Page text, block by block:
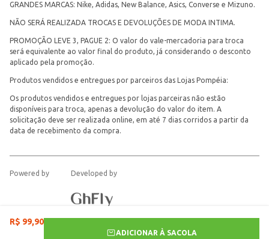
R$ 99,90
ADICIONAR À SACOLA
GRANDES MARCAS: Nike, Adidas, New Balance, Asics, Converse e Mizuno.
NÃO SERÁ REALIZADA TROCAS E DEVOLUÇÕES DE MODA INTIMA.
PROMOÇÃO LEVE 3, PAGUE 2: O valor do vale-mercadoria para troca
será equivalente ao valor final do produto, já considerando o desconto
aplicado pela promoção.
Produtos vendidos e entregues por parceiros das Lojas Pompéia:
Os produtos vendidos e entregues por lojas parceiras não estão
disponíveis para troca, apenas a devolução do valor do item. A
solicitação deve ser realizada online, em até 7 dias corridos a partir da
data de recebimento da compra.
Powered by Developed by